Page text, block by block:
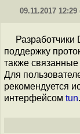
09.11.2017 12:29
Разработчики
поддержку
также
Для
рекомендуется
интерфейсом tun.